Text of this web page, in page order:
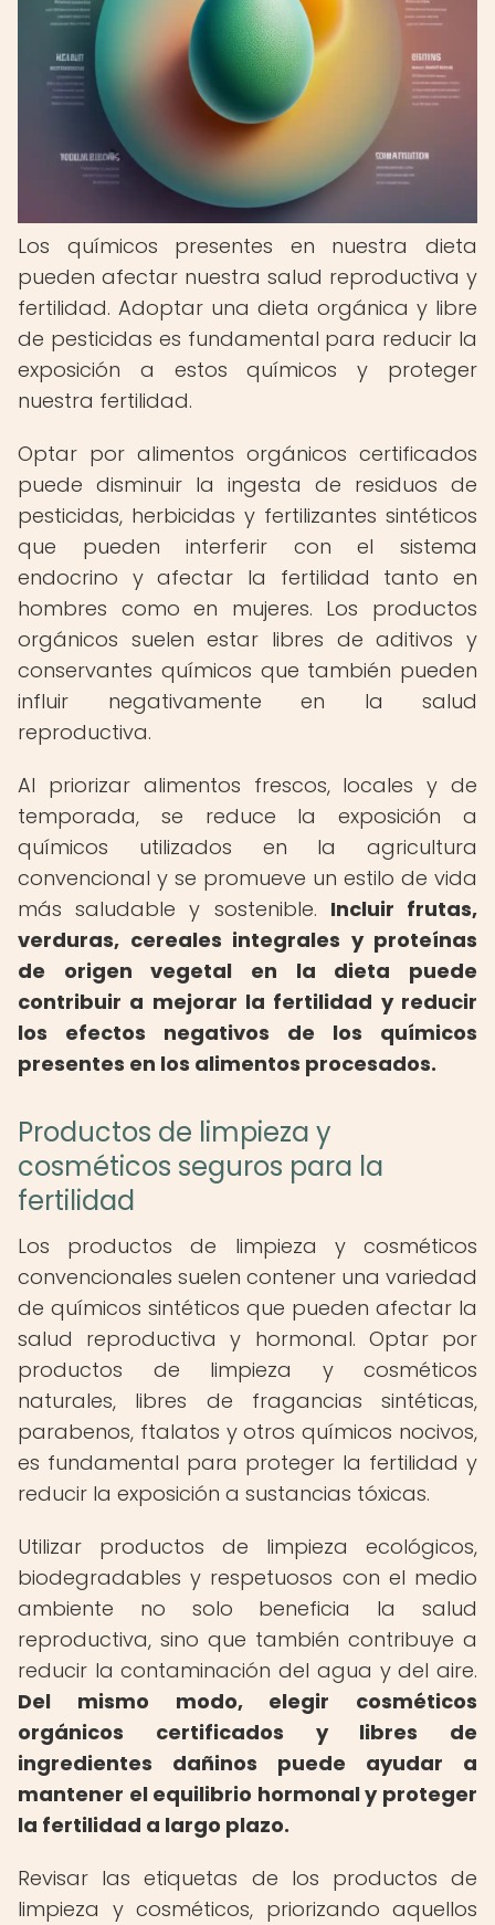
Los químicos presentes en nuestra dieta
pueden afectar nuestra salud reproductiva y
fertilidad. Adoptar una dieta orgánica y libre
de pesticidas es fundamental para reducir la
exposición a estos químicos y proteger
nuestra fertilidad.
Optar por alimentos orgánicos certificados
puede disminuir la ingesta de residuos de
pesticidas, herbicidas y fertilizantes sintéticos
que pueden interferir con el sistema
endocrino y afectar la fertilidad tanto en
hombres como en mujeres. Los productos
orgánicos suelen estar libres de aditivos y
conservantes químicos que también pueden
influir negativamente en la salud
reproductiva.
Al priorizar alimentos frescos, locales y de
temporada, se reduce la exposición a
químicos utilizados en la agricultura
convencional y se promueve un estilo de vida
más saludable y sostenible. Incluir frutas,
verduras, cereales integrales y proteínas
de origen vegetal en la dieta puede
contribuir a mejorar la fertilidad y reducir
los efectos negativos de los químicos
presentes en los alimentos procesados.
Productos de limpieza y
cosméticos seguros para la
fertilidad
Los productos de limpieza y cosméticos
convencionales suelen contener una variedad
de químicos sintéticos que pueden afectar la
salud reproductiva y hormonal. Optar por
productos de limpieza y cosméticos
naturales, libres de fragancias sintéticas,
parabenos, ftalatos y otros químicos nocivos,
es fundamental para proteger la fertilidad y
reducir la exposición a sustancias tóxicas.
Utilizar productos de limpieza ecológicos,
biodegradables y respetuosos con el medio
ambiente no solo beneficia la salud
reproductiva, sino que también contribuye a
reducir la contaminación del agua y del aire.
Del mismo modo, elegir cosméticos
orgánicos certificados y libres de
ingredientes dañinos puede ayudar a
mantener el equilibrio hormonal y proteger
la fertilidad a largo plazo.
Revisar las etiquetas de los productos de
limpieza y cosméticos, priorizando aquellos